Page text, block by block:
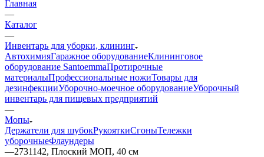
Главная
—
Каталог
—
Инвентарь для уборки, клининг
АвтохимияГаражное оборудованиеКлининговое
оборудование SantoemmaПротирочные
материалыПрофессиональные ножиТовары для
дезинфекцииУборочно-моечное оборудованиеУборочный
инвентарь для пищевых предприятий
—
Мопы
Держатели для шубокРукояткиСгоныТележки
уборочныеФлаундеры
—2731142, Плоский МОП, 40 см